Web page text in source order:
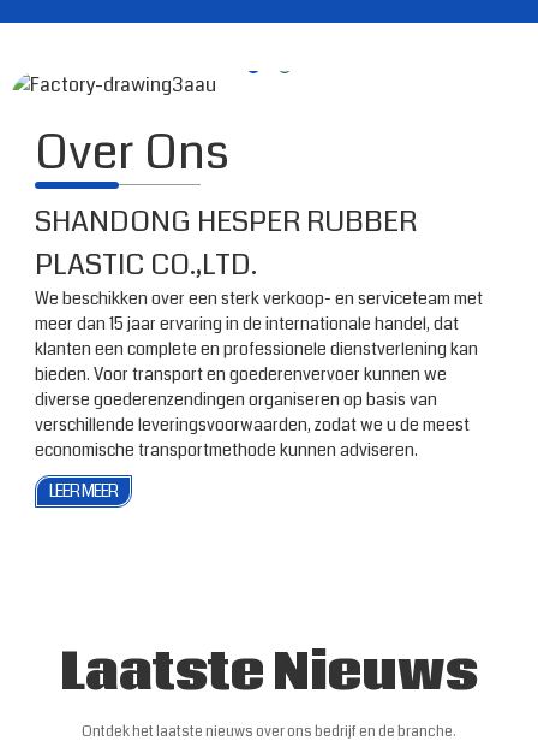
Over Ons
SHANDONG HESPER RUBBER
PLASTIC CO.,LTD.
We beschikken over een sterk verkoop- en serviceteam met
meer dan 15 jaar ervaring in de internationale handel, dat
klanten een complete en professionele dienstverlening kan
bieden. Voor transport en goederenvervoer kunnen we
diverse goederenzendingen organiseren op basis van
verschillende leveringsvoorwaarden, zodat we u de meest
economische transportmethode kunnen adviseren.
LEER MEER
Laatste Nieuws
Ontdek het laatste nieuws over ons bedrijf en de branche.